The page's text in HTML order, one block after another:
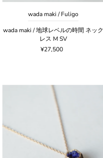
wada maki / Fuligo
wada maki / 地球レベルの時間 ネック
レス M SV
¥27,500